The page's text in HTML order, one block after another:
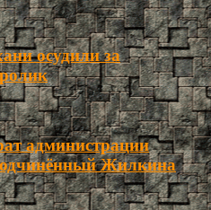
осудили за
администрации
Жилкина